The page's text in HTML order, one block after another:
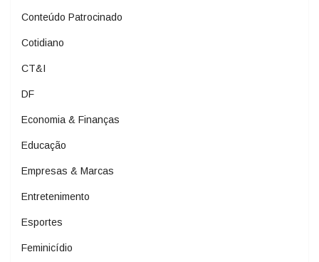
Conteúdo Patrocinado
Cotidiano
CT&I
DF
Economia & Finanças
Educação
Empresas & Marcas
Entretenimento
Esportes
Feminicídio